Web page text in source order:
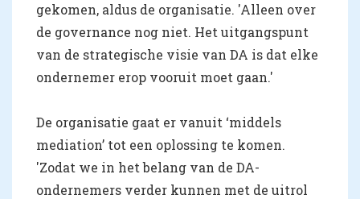
gekomen, aldus de organisatie. 'Alleen over
de governance nog niet. Het uitgangspunt
van de strategische visie van DA is dat elke
ondernemer erop vooruit moet gaan.'
De organisatie gaat er vanuit ‘middels
mediation’ tot een oplossing te komen.
'Zodat we in het belang van de DA-
ondernemers verder kunnen met de uitrol